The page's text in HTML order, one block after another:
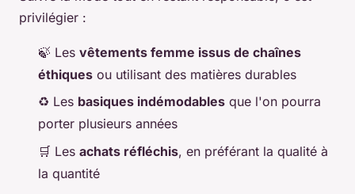
privilégier :
🍃 Les vêtements femme issus de chaînes
éthiques ou utilisant des matières durables
♻️ Les basiques indémodables que l'on pourra
porter plusieurs années
🛒 Les achats réfléchis, en préférant la qualité à
la quantité